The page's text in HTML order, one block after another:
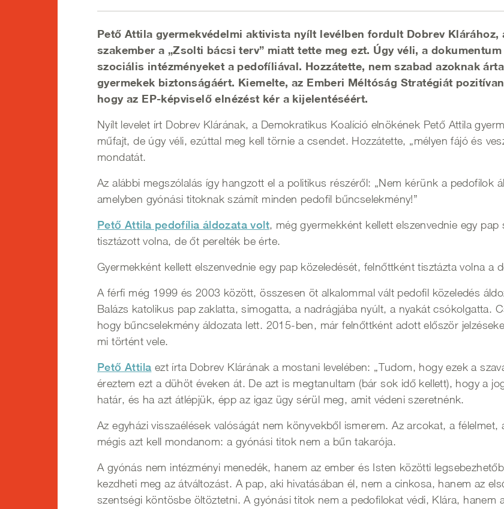
Pető Attila gyermekvédelmi aktivista nyílt levélben fordult Dobrev
szakember a „Zsolti bácsi terv” miatt tette meg ezt. Úgy véli, a
szociális intézményeket a pedofíliával. Hozzátette, nem szabad azoknak
gyermekek biztonságáért. Kiemelte, az Emberi Méltóság Stratégiát
hogy az EP-képviselő elnézést kér a kijelentéséért.
Nyílt levelet írt Dobrev Klárának, a Demokratikus Koalíció elnökének Pető Attila
műfajt, de úgy véli, ezúttal meg kell törnie a csendet. Hozzátette, „mélyen fájó és
mondatát.
Az alábbi megszólalás így hangzott el a politikus részéről: „Nem kérünk a pedofilok
amelyben gyónási titoknak számít minden pedofil bűncselekmény!”
Pető Attila pedofília áldozata volt, még gyermekként kellett elszenvednie egy
tisztázott volna, de őt perelték be érte.
Gyermekként kellett elszenvednie egy pap közeledését, felnőttként tisztázta volna a
A férfi még 1999 és 2003 között, összesen öt alkalommal vált pedofil közeledés
Balázs katolikus pap zaklatta, simogatta, a nadrágjába nyúlt, a nyakát csókolgatta.
hogy bűncselekmény áldozata lett. 2015-ben, már felnőttként adott először
mi történt vele.
Pető Attila ezt írta Dobrev Klárának a mostani levelében: „Tudom, hogy ezek a
éreztem ezt a dühöt éveken át. De azt is megtanultam (bár sok idő kellett), hogy a
határ, és ha azt átlépjük, épp az igaz ügy sérül meg, amit védeni szeretnénk.
Az egyházi visszaélések valóságát nem könyvekből ismerem. Az arcokat, a
mégis azt kell mondanom: a gyónási titok nem a bűn takarója.
A gyónás nem intézményi menedék, hanem az ember és Isten közötti
kezdheti meg az átváltozást. A pap, aki hivatásában él, nem a cinkosa, hanem az
szentségi köntösbe öltöztetni. A gyónási titok nem a pedofilokat védi, Klára, hanem